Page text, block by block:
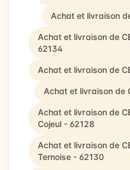
Achat et livraison
Achat et livraison de
62134
Achat et livraison de
Achat et livraison de
Achat et livraison de
Cojeul - 62128
Achat et livraison de
Ternoise - 62130